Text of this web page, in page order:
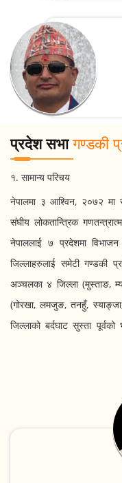
प्रदेश सभागण्डकी
१. सामान्य परिचय
नेपालमा ३ आश्विन, २०७२ मा
संघीय लोकतान्त्रिक
नेपाललाई ७ प्रदेशमा
जिल्लाहरुलाई समेटी गण्डकी
अञ्चलका ४ जिल्ला (मुस्ताङ,
(गोरखा, लमजुङ, तनहुँ,
जिल्लाको बर्दघाट सुस्ता
गण्डकी प्रदेश कायम भएको छ ।
छन् । प्रदेश सभामा उल्लेखित
प्रदेश सभामा पहिलो हुने
प्रणालीबाट २४ जना गरी
प्रदेश सभामा पुरुष माननीयको
। दलगत रुपमा हेर्दा नेपाली